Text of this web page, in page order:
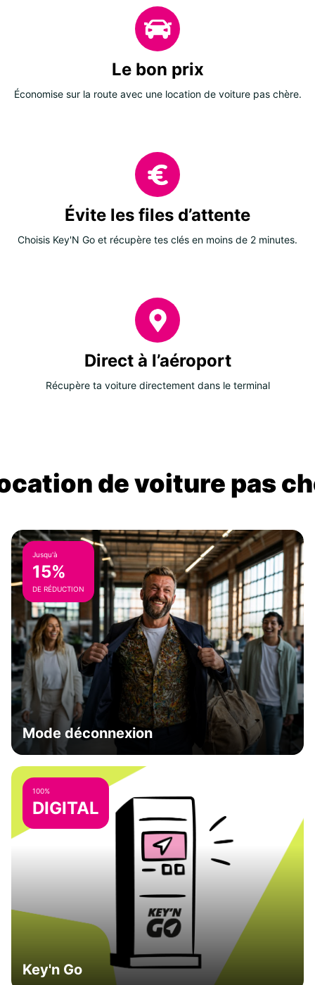
Le bon prix
Économise sur la route avec une location de voiture pas chère.
Évite les files d’attente
Choisis Key'N Go et récupère tes clés en moins de 2 minutes.
Direct à l’aéroport
Récupère ta voiture directement dans le terminal
de voiture pas
Jusqu'à
15%
DE RÉDUCTION
Mode déconnexion
100%
DIGITAL
Key'n Go